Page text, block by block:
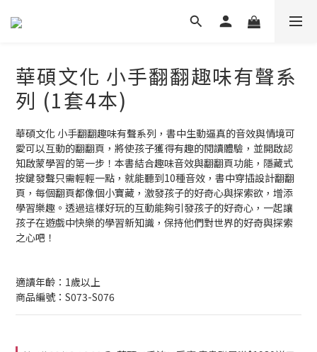
華碩文化 小手翻翻趣味有聲系
列 (1套4本)
華碩文化 小手翻翻趣味有聲系列，書中生動逼真的音效與情境可
愛可以互動的翻翻頁，將使孩子獲得有趣的閱讀體驗，並開啟認
知啟蒙學習的第一步！本書結合趣味音效與翻翻頁功能，隱藏式
按鍵發聲只需輕輕一點，就能聽到10種音效，書中穿插設計翻翻
頁，每個翻頁都像個小寶藏，激發孩子的好奇心與探索欲，增添
學習樂趣。透過這樣好玩的互動能夠引發孩子的好奇心，一起讓
孩子在遊戲中快樂的學習新知識，保持他們對世界的好奇與探索
之心吧！
適讀年齡：1歲以上
商品編號：S073-S076